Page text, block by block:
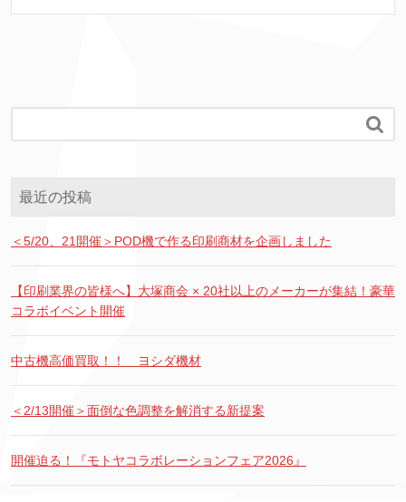

最近の投稿
＜5/20、21開催＞POD機で作る印刷商材を企画しました
【印刷業界の皆様へ】大塚商会 × 20社以上のメーカーが集結！豪華
コラボイベント開催
中古機高価買取！！ ヨシダ機材
＜2/13開催＞面倒な色調整を解消する新提案
開催迫る！『モトヤコラボレーションフェア2026』